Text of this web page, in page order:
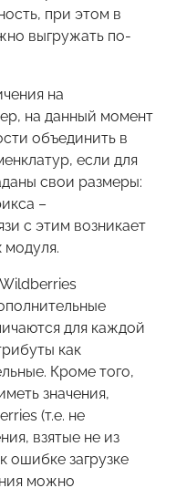
при этом в
выгружать по-
на
на данный момент
объединить в
если для
свои размеры:
–
с этим возникает
модуля.
для каждой
как
Кроме того,
значения,
(т.е. не
взятые не из
ошибке загрузке
можно